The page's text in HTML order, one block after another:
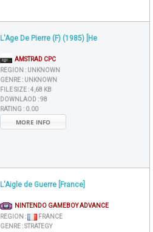
L'Age De Pierre (F) (1985) [He
AMSTRAD CPC
REGION : UNKNOWN
GENRE : UNKNOWN
FILE SIZE :4,68 KB
DOWNLAOD :98
RATING : 0.00
MORE INFO
L'Aigle de Guerre [France]
NINTENDO GAMEBOY ADVANCE
REGION :
FRANCE
GENRE :STRATEGY